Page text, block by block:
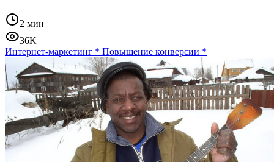
2 мин
36K
Интернет-маркетинг * Повышение конверсии *